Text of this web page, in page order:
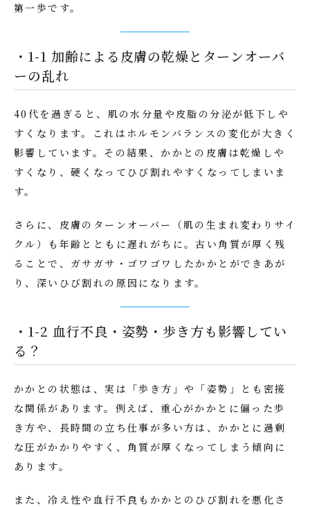
第一歩です。
・1-1 加齢による皮膚の乾燥とターンオーバ
ーの乱れ
40代を過ぎると、肌の水分量や皮脂の分泌が低下しや
すくなります。これはホルモンバランスの変化が大きく
影響しています。その結果、かかとの皮膚は乾燥しや
すくなり、硬くなってひび割れやすくなってしまいま
す。
さらに、皮膚のターンオーバー（肌の生まれ変わりサイ
クル）も年齢とともに遅れがちに。古い角質が厚く残
ることで、ガサガサ・ゴワゴワしたかかとができあが
り、深いひび割れの原因になります。
・1-2 血行不良・姿勢・歩き方も影響してい
る？
かかとの状態は、実は「歩き方」や「姿勢」とも密接
な関係があります。例えば、重心がかかとに偏った歩
き方や、長時間の立ち仕事が多い方は、かかとに過剰
な圧がかかりやすく、角質が厚くなってしまう傾向に
あります。
また、冷え性や血行不良もかかとのひび割れを悪化さ